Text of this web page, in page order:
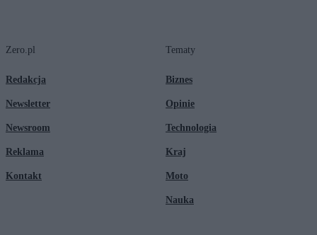
Zero.pl
Redakcja
Newsletter
Newsroom
Reklama
Kontakt
Tematy
Biznes
Opinie
Technologia
Kraj
Moto
Nauka